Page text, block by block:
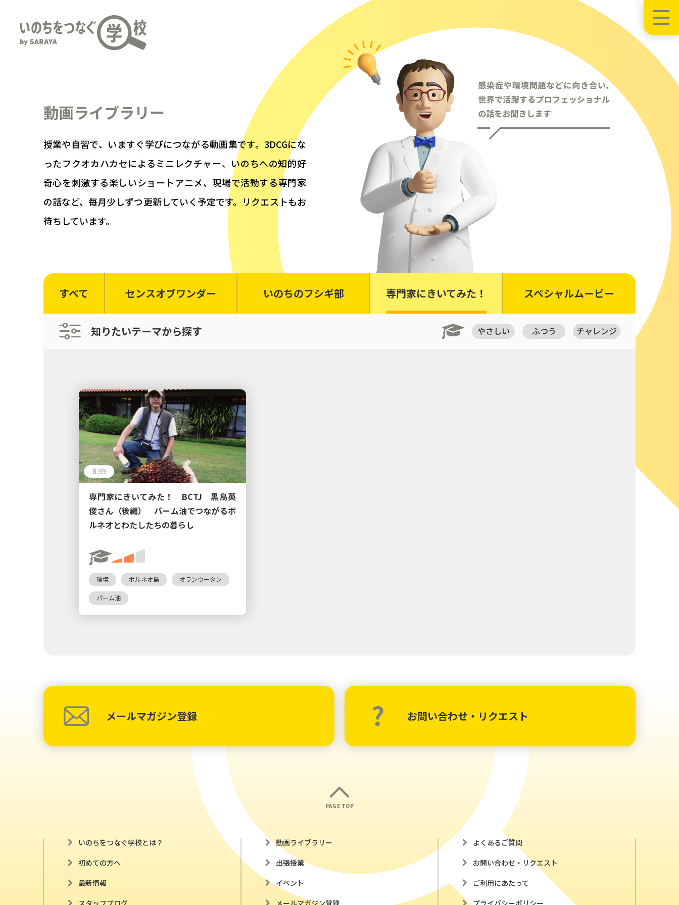
動画ライブラリー
授業や自習で、いますぐ学びにつながる動画集です。3DCGにな
ったフクオカハカセによるミニレクチャー、いのちへの知的好
奇心を刺激する楽しいショートアニメ、現場で活動する専門家
の話など、毎月少しずつ更新していく予定です。リクエストもお
待ちしています。
すべて センスオブワンダー いのちのフシギ部 専門家にきいてみた！ スペシャルムービー
知りたいテーマから探す やさしい ふつう チャレンジ
8:39
専門家にきいてみた！ BCTJ 黒鳥英
俊さん（後編） パーム油でつながるボ
ルネオとわたしたちの暮らし
環境 ボルネオ島 オランウータン
パーム油
メールマガジン登録 お問い合わせ・リクエスト
PAGE TOP
いのちをつなぐ学校とは？
初めての方へ
最新情報
動画ライブラリー
出張授業
イベント
よくあるご質問
お問い合わせ・リクエスト
ご利用にあたって